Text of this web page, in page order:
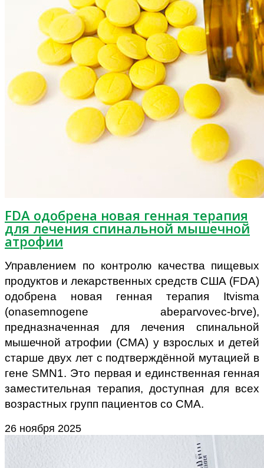
FDA одобрена новая генная терапия
для лечения спинальной мышечной
атрофии
Управлением по контролю качества пищевых
продуктов и лекарственных средств США (FDA)
одобрена новая генная терапия Itvisma
(onasemnogene abeparvovec-brve),
предназначенная для лечения спинальной
мышечной атрофии (СМА) у взрослых и детей
старше двух лет с подтверждённой мутацией в
гене SMN1. Это первая и единственная генная
заместительная терапия, доступная для всех
возрастных групп пациентов со СМА.
26 ноября 2025